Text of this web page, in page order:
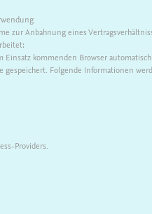
zur Anbahnung eines
kommenden Browser
Folgende Informationen
Providers.